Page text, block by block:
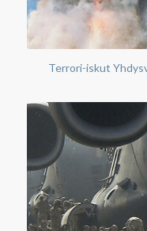
Terrori-iskut